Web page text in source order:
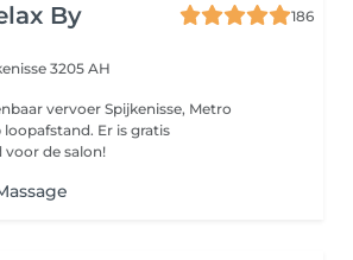
By
186
3205 AH
Spijkenisse, Metro
Er is gratis
voor de salon!